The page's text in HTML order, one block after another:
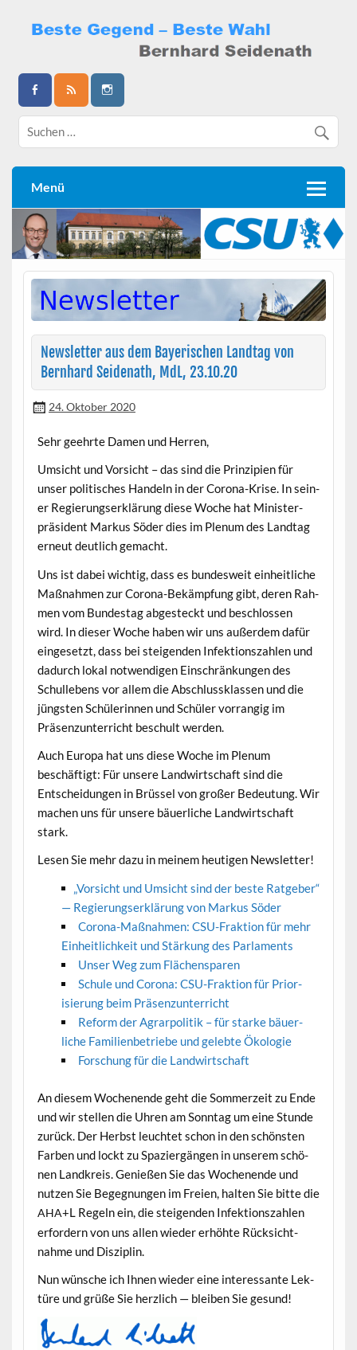
content
Bernhard Seidenath
Menü
Newsletter aus dem Bayerischen Landtag von
Bernhard Seidenath, MdL, 23.10.20
24. Oktober 2020
Sehr geehrte Damen und Herren,
Umsicht und Vor­sicht – das sind die Prinzip­i­en für
unser poli­tis­ches Han­deln in der Coro­na-Krise. In sein­
er Regierungserk­lärung diese Woche hat Min­is­ter­
präsi­dent Markus Söder dies im Plenum des Land­tag
erneut deut­lich gemacht.
Uns ist dabei wichtig, dass es bun­desweit ein­heitliche
Maß­nah­men zur Coro­na-Bekämp­fung gibt, deren Rah­
men vom Bun­destag abgesteckt und beschlossen
wird. In dieser Woche haben wir uns außer­dem dafür
einge­set­zt, dass bei steigen­den Infek­tion­szahlen und
dadurch lokal notwendi­gen Ein­schränkun­gen des
Schullebens vor allem die Abschlussklassen und die
jüng­sten Schü­lerin­nen und Schüler vor­rangig im
Präsen­zun­ter­richt beschult werden.
Auch Europa hat uns diese Woche im Plenum
beschäftigt: Für unsere Land­wirtschaft sind die
Entschei­dun­gen in Brüs­sel von großer Bedeu­tung. Wir
machen uns für unsere bäuer­liche Land­wirtschaft
stark.
Lesen Sie mehr dazu in meinem heuti­gen Newsletter!
„Vor­sicht und Umsicht sind der beste Rat­ge­ber“
— Regierungserk­lärung von Markus Söder
Coro­na-Maß­nah­men: CSU-Frak­tion für mehr
Ein­heitlichkeit und Stärkung des Parlaments
Unser Weg zum Flächensparen
Schule und Coro­na: CSU-Frak­tion für Pri­or­
isierung beim Präsenzunterricht
Reform der Agrar­poli­tik – für starke bäuer­
liche Fam­i­lien­be­triebe und gelebte Ökologie
Forschung für die Landwirtschaft
An diesem Woch­enende geht die Som­merzeit zu Ende
und wir stellen die Uhren am Son­ntag um eine Stunde
zurück. Der Herb­st leuchtet schon in den schön­sten
Far­ben und lockt zu Spaziergän­gen in unserem schö­
nen Land­kreis. Genießen Sie das Woch­enende und
nutzen Sie Begeg­nun­gen im Freien, hal­ten Sie bitte die
AHA+L Regeln ein, die steigen­den Infek­tion­szahlen
erfordern von uns allen wieder erhöhte Rück­sicht­
nahme und Disziplin.
Nun wün­sche ich Ihnen wieder eine inter­es­sante Lek­
türe und grüße Sie her­zlich — bleiben Sie gesund!